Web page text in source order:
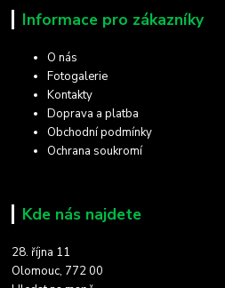
Informace pro zákazníky
O nás
Fotogalerie
Kontakty
Doprava a platba
Obchodní podmínky
Ochrana soukromí
Kde nás najdete
28. října 11
Olomouc, 772 00